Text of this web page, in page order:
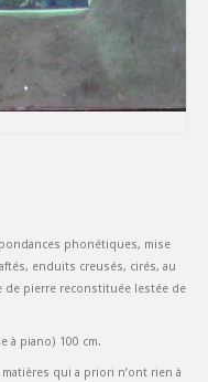
phonétiques, mise
enduits creusés, cirés, au
de pierre reconstituée lestée de
à piano) 100 cm.
qui a priori n’ont rien à